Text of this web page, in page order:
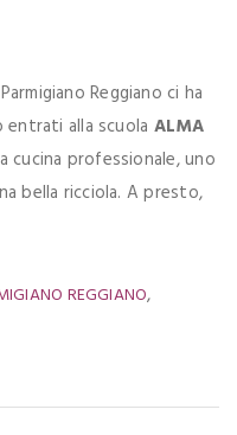
Reggiano ci ha
entrati alla scuola ALMA
cucina professionale, uno
bella ricciola. A presto,
REGGIANO,